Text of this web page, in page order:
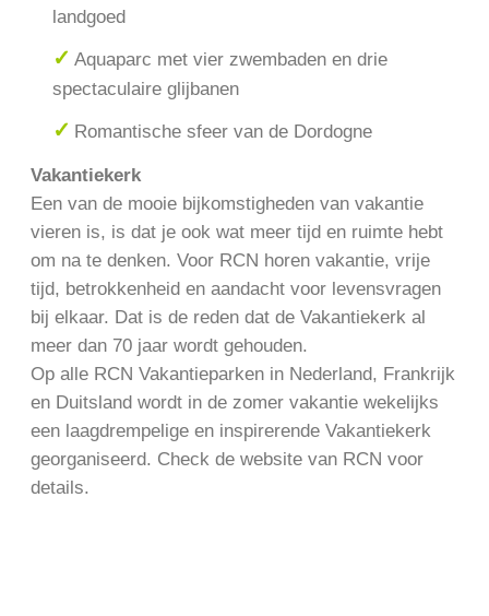
landgoed
Aquaparc met vier zwembaden en drie
spectaculaire glijbanen
Romantische sfeer van de Dordogne
Vakantiekerk
Een van de mooie bijkomstigheden van vakantie
vieren is, is dat je ook wat meer tijd en ruimte hebt
om na te denken. Voor RCN horen vakantie, vrije
tijd, betrokkenheid en aandacht voor levensvragen
bij elkaar. Dat is de reden dat de Vakantiekerk al
meer dan 70 jaar wordt gehouden.
Op alle RCN Vakantieparken in Nederland, Frankrijk
en Duitsland wordt in de zomer vakantie wekelijks
een laagdrempelige en inspirerende Vakantiekerk
georganiseerd. Check de website van RCN voor
details.